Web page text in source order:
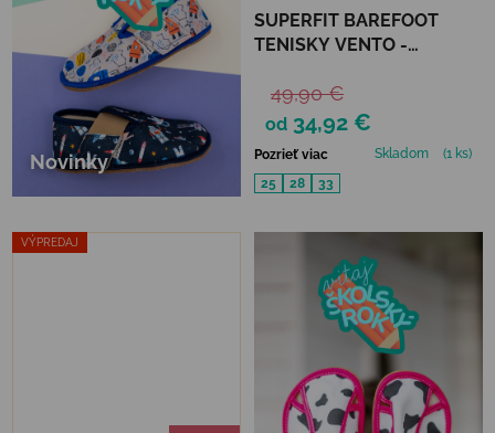
Novinky
SUPERFIT BAREFOOT
TENISKY VENTO -
od 34,92 €
49,90 €
Pozrieť viac Skladom
(1 ks)
25
28 33
VÝPREDAJ